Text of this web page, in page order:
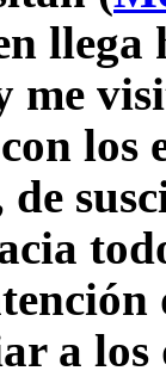
me
los
de
a los